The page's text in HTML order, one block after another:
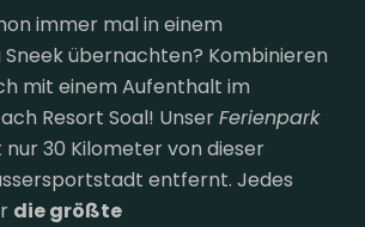
immer mal in einem
übernachten? Kombinieren
mit einem Aufenthalt im
Resort Soal! UnserFerienpark
30 Kilometer von dieser
entfernt. Jedes
die größte